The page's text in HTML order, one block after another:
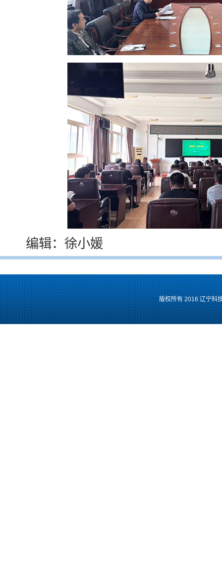
编辑：徐小媛
版权所有 2016 辽宁